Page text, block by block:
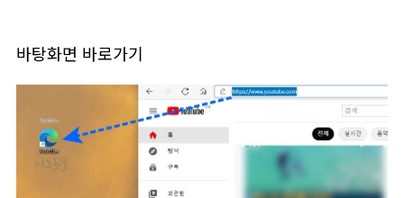
바탕화면 바로가기